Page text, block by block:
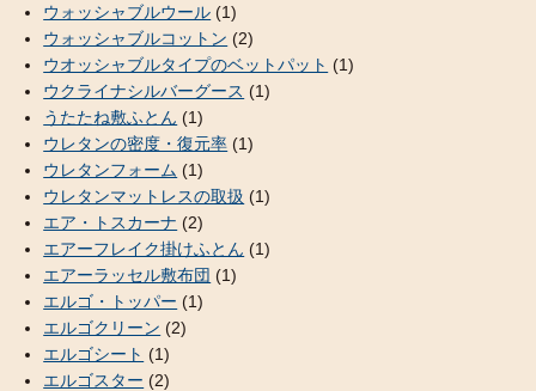
ウォッシャブルウール (1)
ウォッシャブルコットン (2)
ウオッシャブルタイプのベットパット (1)
ウクライナシルバーグース (1)
うたたね敷ふとん (1)
ウレタンの密度・復元率 (1)
ウレタンフォーム (1)
ウレタンマットレスの取扱 (1)
エア・トスカーナ (2)
エアーフレイク掛けふとん (1)
エアーラッセル敷布団 (1)
エルゴ・トッパー (1)
エルゴクリーン (2)
エルゴシート (1)
エルゴスター (2)